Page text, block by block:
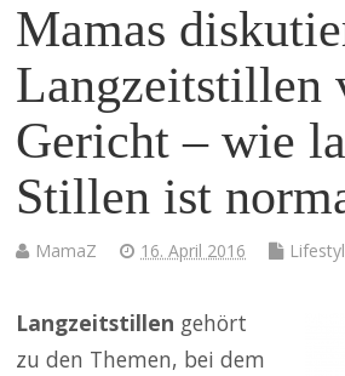
Mamas
Langzeitstillen
Gericht – wie
Stillen ist
MamaZ 16. April 2016
Langzeitstillen gehört
zu den Themen, bei dem